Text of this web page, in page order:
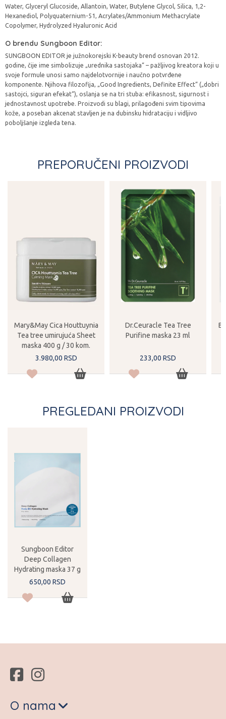
Water, Glyceryl Glucoside, Allantoin, Water, Butylene Glycol, Silica, 1,2-
Hexanediol, Polyquaternium-51, Acrylates/Ammonium Methacrylate
Copolymer, Hydrolyzed Hyaluronic Acid
O brendu Sungboon Editor:
SUNGBOON EDITOR je južnokorejski K-beauty brend osnovan 2012.
godine, čije ime simbolizuje „urednika sastojaka“ – pažljivog kreatora koji u
svoje formule unosi samo najdelotvornije i naučno potvrđene
komponente. Njihova filozofija, „Good Ingredients, Definite Effect“ („dobri
sastojci, siguran efekat“), oslanja se na tri stuba: efikasnost, sigurnost i
jednostavnost upotrebe. Proizvodi su blagi, prilagođeni svim tipovima
kože, a poseban akcenat stavljen je na dubinsku hidrataciju i vidljivo
poboljšanje izgleda tena.
PREPORUČENI PROIZVODI
Mary&May Cica Houttuynia
Tea tree umirujuća Sheet
maska 400 g / 30 kom.
3.980,00 RSD
Dr.Ceuracle Tea Tree
Purifine maska 23 ml
233,00 RSD
PREGLEDANI PROIZVODI
Sungboon Editor
Deep Collagen
Hydrating maska 37 g
650,00 RSD
O nama